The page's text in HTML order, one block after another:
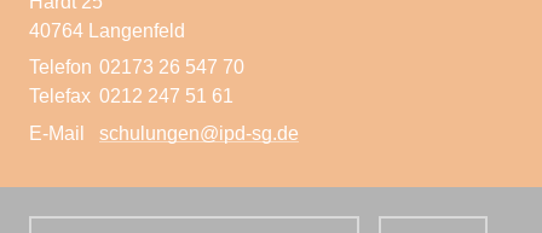
40764 Langenfeld
Telefon 02173 26 547 70
Telefax 0212 247 51 61
E-Mail
schulungen@ipd-sg.de